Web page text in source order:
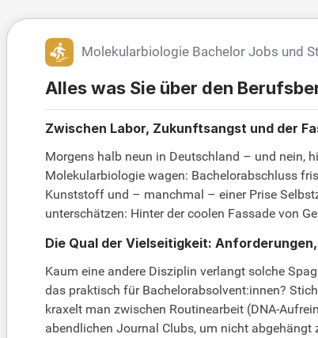
Molekularbiologie Bachelor Jobs und
Alles was Sie über den
Zwischen Labor, Zukunftsangst und der
Morgens halb neun in Deutschland – und nein,
Molekularbiologie wagen: Bachelorabschluss
Kunststoff und – manchmal – einer Prise
unterschätzen: Hinter der coolen Fassade von
Die Qual der Vielseitigkeit:
Kaum eine andere Disziplin verlangt solche
das praktisch für Bachelorabsolvent:innen?
kraxelt man zwischen Routinearbeit (DNA-
abendlichen Journal Clubs, um nicht abgehängt